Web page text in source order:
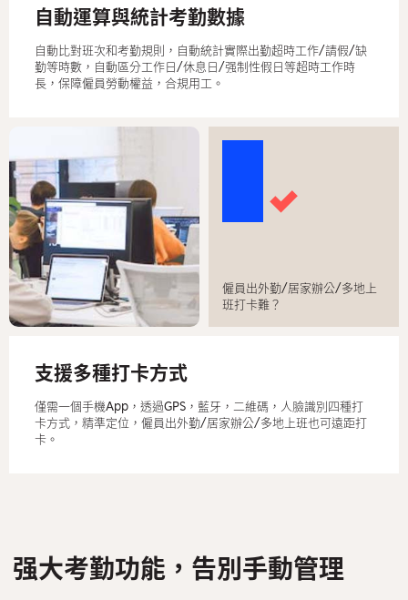
自動運算與統計考勤數據
自動比對班次和考勤規則，自動統計實際出勤超時工作/請假/缺
勤等時數，自動區分工作日/休息日/强制性假日等超時工作時
長，保障僱員勞動權益，合規用工。
僱員出外勤/居家辦公/多地上
班打卡難？
支援多種打卡方式
僅需一個手機App，透過GPS，藍牙，二維碼，人臉識別四種打
卡方式，精準定位，僱員出外勤/居家辦公/多地上班也可遠距打
卡。
强大考勤功能，告別手動管理